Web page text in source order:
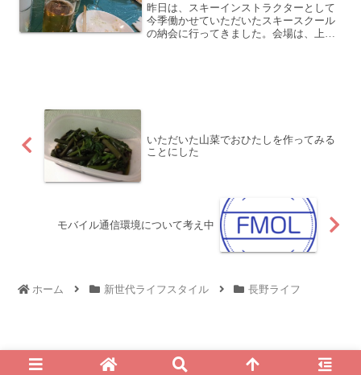
昨日は、スキーインストラクターとして
今季働かせていただいたスキースクール
の納会に行ってきました。会場は、上信
いただいた山菜でおひたしを作ってみる
ことにした
モバイル通信環境について考え中
ホーム 新世代ライフスタイル 長野ライフ
© 2010 For My Own Life - 西村 純一 公式ブログ.